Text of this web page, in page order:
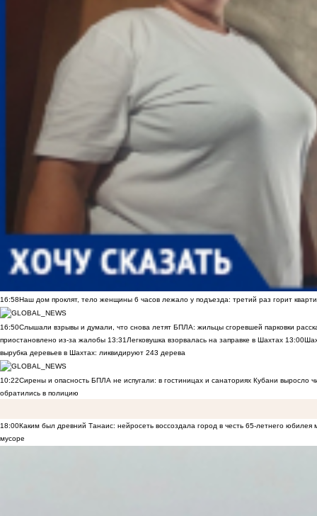
16:58Наш дом проклят, тело женщины 6 часов лежало у подъезда: третий раз горит
16:50Слышали взрывы и думали, что снова летят БПЛА: жильцы сгоревшей парковки
приостановлено из-за жалобы 13:31 Легковушка взорвалась на заправке в Шахтах 13:00
вырубка деревьев в Шахтах: ликвидируют 243 дерева
10:22Сирены и опасность БПЛА не испугали: в гостиницах и санаториях Кубани выросло
обратились в полицию
18:00Каким был древний Танаис: нейросеть воссоздала город в честь 65-летнего юбилея
мусоре